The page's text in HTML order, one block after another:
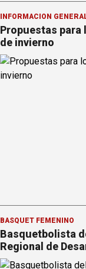
INFORMACION
Propuestas
de invierno
BÁSQUET FEMENINO
Basquetbolista
Regional de